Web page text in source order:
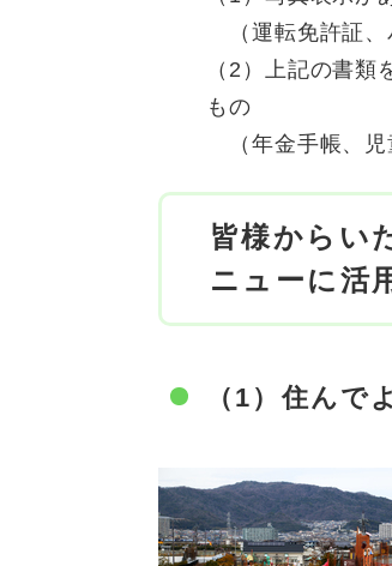
（運転免許証、
（2）上記の書
もの
（年金手帳、児
皆様からい
ニューに活
（1）住んで